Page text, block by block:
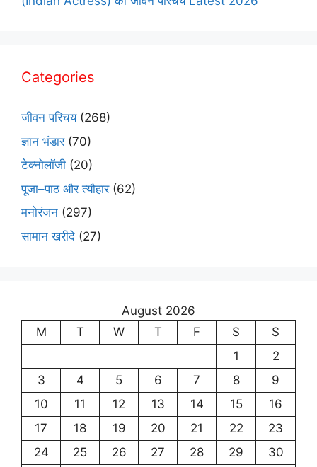
Categories
जीवन परिचय(268)
ज्ञान भंडार(70)
टेक्नोलॉजी (20)
पूजा–पाठ और त्यौहार(62)
मनोरंजन (297)
सामान खरीदे (27)
August 2026
M
T W T F S
S
1
2
3
4 5 6 7 8
9
10
11 12 13 14 15
16
17
18 19 20 21 22
23
24
25 26 27 28 29
30